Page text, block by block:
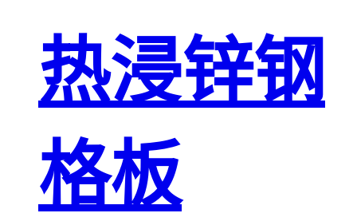
热浸锌钢
格板